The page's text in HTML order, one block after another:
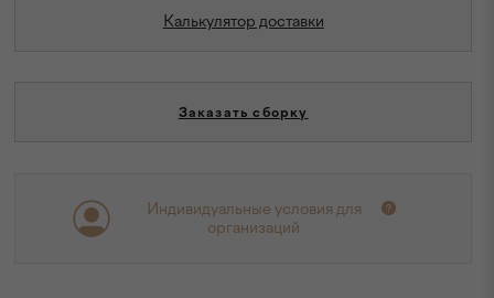
Калькулятор доставки
Заказать сборку
Индивидуальные условия для
организаций